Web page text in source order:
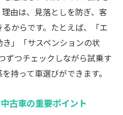
由は、見落としを防ぎ、客
からです。たとえば、「エ
」「サスペンションの状
ずつチェックしながら試乗す
持って車選びができます。
古車の重要ポイント